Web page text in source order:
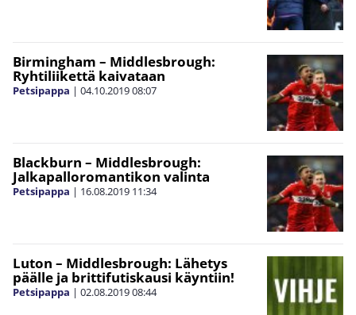
Birmingham – Middlesbrough:
Ryhtiliikettä kaivataan
Petsipappa | 04.10.201908:07
Blackburn – Middlesbrough:
Jalkapalloromantikon valinta
Petsipappa | 16.08.2019 11:34
Luton – Middlesbrough: Lähetys
päälle ja brittifutiskausi käyntiin!
Petsipappa | 02.08.201908:44